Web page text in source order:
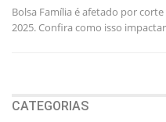
Bolsa Família é afetado por
2025. Confira como isso
CATEGORIAS